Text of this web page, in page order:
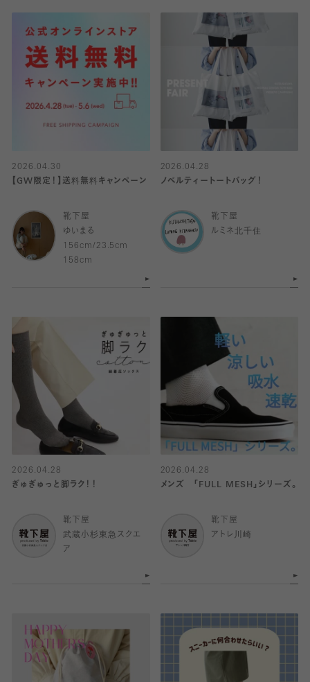
2026.04.30
【GW限定！】送料無料キャンペーン
靴下屋
ゆいまる
156cm/23.5cm
158cm
2026.04.28
ノベルティートートバッグ！
靴下屋
ルミネ北千住
2026.04.28
ぎゅぎゅっと脚ラク！！
靴下屋
武蔵小杉東急スクエ
ア
2026.04.28
メンズ 「FULL MESH」シリーズ。
靴下屋
アトレ川崎